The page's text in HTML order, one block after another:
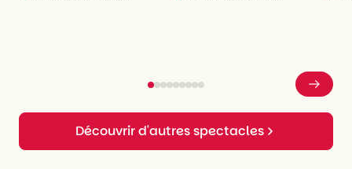
Découvrir d'autres spectacles